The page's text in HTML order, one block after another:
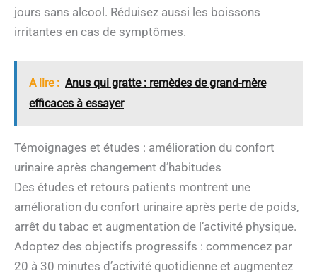
jours sans alcool. Réduisez aussi les boissons
irritantes en cas de symptômes.
A lire : Anus qui gratte : remèdes de grand-mère
efficaces à essayer
Témoignages et études : amélioration du confort
urinaire après changement d’habitudes
Des études et retours patients montrent une
amélioration du confort urinaire après perte de poids,
arrêt du tabac et augmentation de l’activité physique.
Adoptez des objectifs progressifs : commencez par
20 à 30 minutes d’activité quotidienne et augmentez